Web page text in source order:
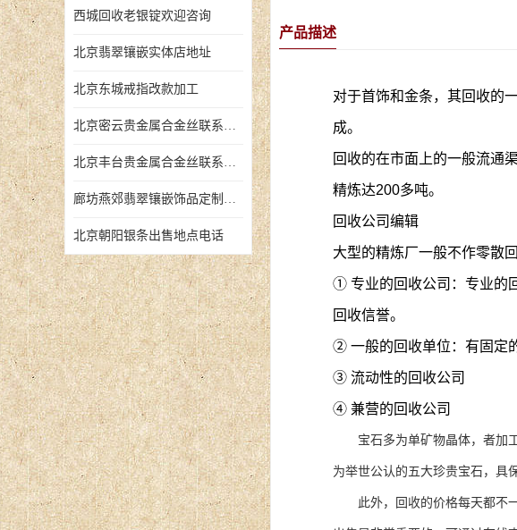
西城回收老银锭欢迎咨询
北京翡翠镶嵌实体店地址
北京东城戒指改款加工
北京密云贵金属合金丝联系地址
北京丰台贵金属合金丝联系地址
廊坊燕郊翡翠镶嵌饰品定制店铺
北京朝阳银条出售地点电话
产品描述
对于首饰和金条，其回收
成。
回收的在市面上的一般流
精炼达200多吨。
回收公司编辑
大型的精炼厂一般不作零散
① 专业的回收公司：专业的
回收信誉。
② 一般的回收单位：有固定
③ 流动性的回收公司
④ 兼营的回收公司
宝石多为单矿物晶体，者加工
为举世公认的五大珍贵宝石，具
此外，回收的价格每天都不一